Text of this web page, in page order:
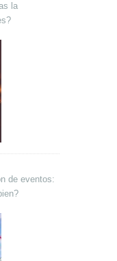
la
de eventos: